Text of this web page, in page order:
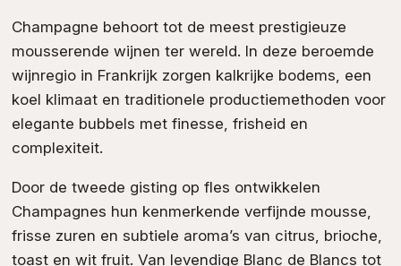
Champagne behoort tot de meest prestigieuze
mousserende wijnen ter wereld. In deze beroemde
wijnregio in Frankrijk zorgen kalkrijke bodems, een
koel klimaat en traditionele productiemethoden voor
elegante bubbels met finesse, frisheid en
complexiteit.
Door de tweede gisting op fles ontwikkelen
Champagnes hun kenmerkende verfijnde mousse,
frisse zuren en subtiele aroma’s van citrus, brioche,
toast en wit fruit. Van levendige Blanc de Blancs tot